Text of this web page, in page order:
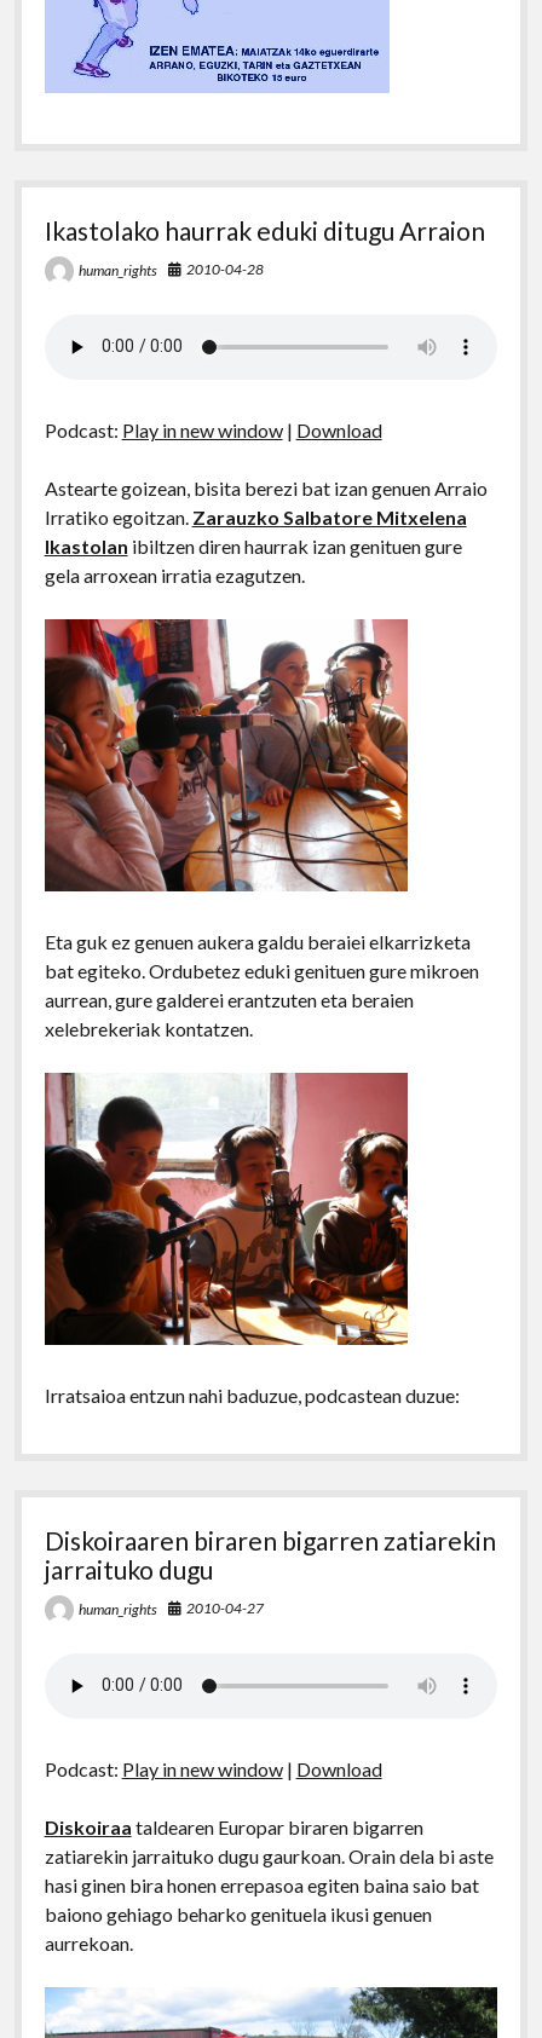
Ikastolako haurrak eduki ditugu Arraion
human_rights 2010-04-28
Podcast: Play in new window| Download
Astearte goizean, bisita berezi bat izan genuen Arraio
Irratiko egoitzan. Zarauzko Salbatore Mitxelena
Ikastolan ibiltzen diren haurrak izan genituen gure
gela arroxean irratia ezagutzen.
Eta guk ez genuen aukera galdu beraiei elkarrizketa
bat egiteko. Ordubetez eduki genituen gure mikroen
aurrean, gure galderei erantzuten eta beraien
xelebrekeriak kontatzen.
Irratsaioa entzun nahi baduzue, podcastean duzue:
Diskoiraaren biraren bigarren zatiarekin
jarraituko dugu
human_rights 2010-04-27
Podcast: Play in new window| Download
Diskoiraa taldearen Europar biraren bigarren
zatiarekin jarraituko dugu gaurkoan. Orain dela bi aste
hasi ginen bira honen errepasoa egiten baina saio bat
baiono gehiago beharko genituela ikusi genuen
aurrekoan.